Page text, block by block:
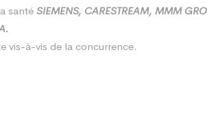
santé SIEMENS, CARESTREAM, MMM
vis-à-vis de la concurrence.